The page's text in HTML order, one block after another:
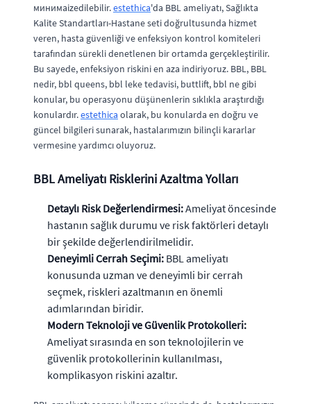
минимаizedilebilir.estethica'da BBL ameliyatı, Sağlıkta
Kalite Standartları-Hastane seti doğrultusunda hizmet
veren, hasta güvenliği ve enfeksiyon kontrol komiteleri
tarafından sürekli denetlenen bir ortamda gerçekleştirilir.
Bu sayede, enfeksiyon riskini en aza indiriyoruz. BBL, BBL
nedir, bbl queens, bbl leke tedavisi, buttlift, bbl ne gibi
konular, bu operasyonu düşünenlerin sıklıkla araştırdığı
konulardır.estethica olarak, bu konularda en doğru ve
güncel bilgileri sunarak, hastalarımızın bilinçli kararlar
vermesine yardımcı oluyoruz.
BBL Ameliyatı Risklerini Azaltma Yolları
Detaylı Risk Değerlendirmesi:Ameliyat öncesinde
hastanın sağlık durumu ve risk faktörleri detaylı
bir şekilde değerlendirilmelidir.
Deneyimli Cerrah Seçimi: BBL ameliyatı
konusunda uzman ve deneyimli bir cerrah
seçmek, riskleri azaltmanın en önemli
adımlarından biridir.
Modern Teknoloji ve Güvenlik Protokolleri:
Ameliyat sırasında en son teknolojilerin ve
güvenlik protokollerinin kullanılması,
komplikasyon riskini azaltır.